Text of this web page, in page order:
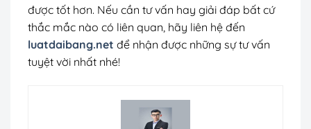
được tốt hơn. Nếu cần tư vấn hay giải đáp bất cứ
thắc mắc nào có liên quan, hãy liên hệ đến
luatdaibang.net để nhận được những sự tư vấn
tuyệt vời nhất nhé!